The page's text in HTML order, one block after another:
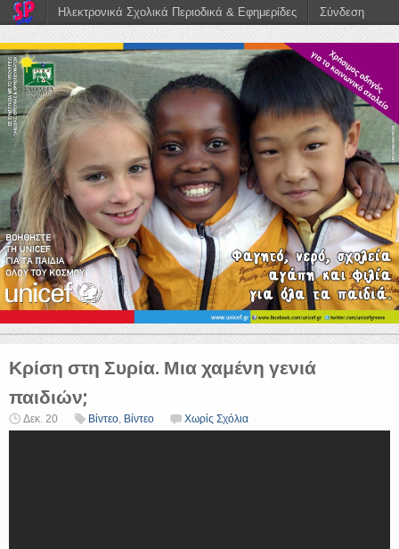
Κρίση στη Συρία. Μια χαμένη γενιά
παιδιών;
Δεκ. 20 Βίντεο, Βίντεο Χωρίς Σχόλια
Ηλεκτρονικά Σχολικά Περιοδικά & Εφημερίδες Σύνδεση